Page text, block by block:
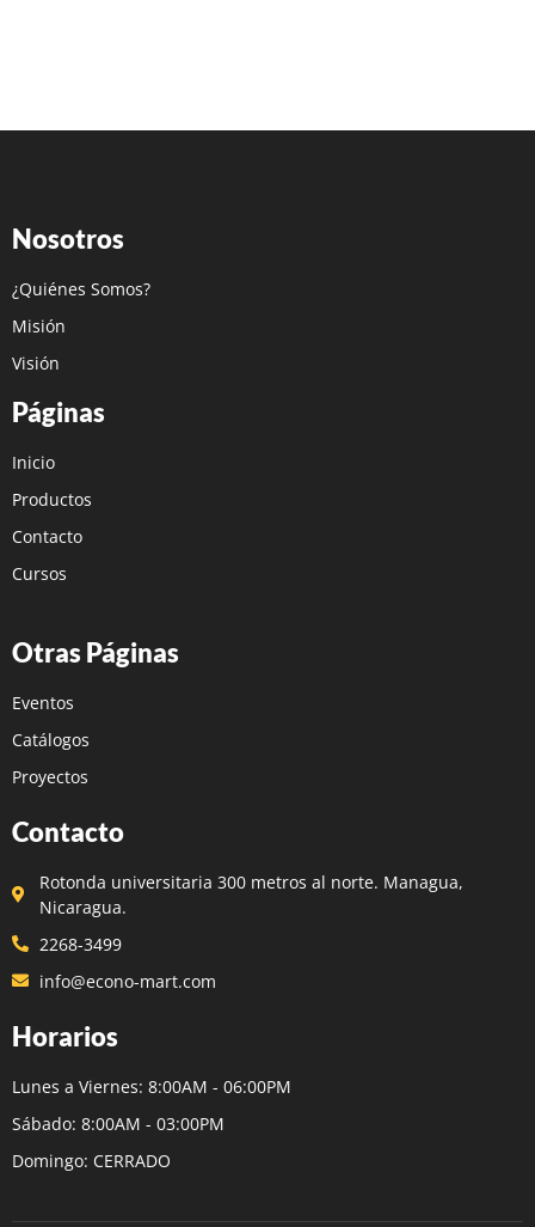
Nosotros
¿Quiénes Somos?
Misión
Visión
Páginas
Inicio
Productos
Contacto
Cursos
Otras Páginas
Eventos
Catálogos
Proyectos
Contacto
Rotonda universitaria 300 metros al norte. Managua,
Nicaragua.
2268-3499
info@econo-mart.com
Horarios
Lunes a Viernes: 8:00AM - 06:00PM
Sábado: 8:00AM - 03:00PM
Domingo: CERRADO